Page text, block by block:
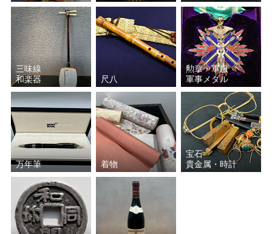
三味線
和楽器
尺八
勲章・軍服
軍事メダル
万年筆 着物
宝石
貴金属・時計